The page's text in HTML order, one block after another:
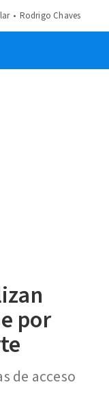
Rodrigo Chaves
por
de acceso